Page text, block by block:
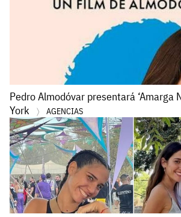
Pedro Almodóvar presentará ‘Amarga
York
AGENCIAS